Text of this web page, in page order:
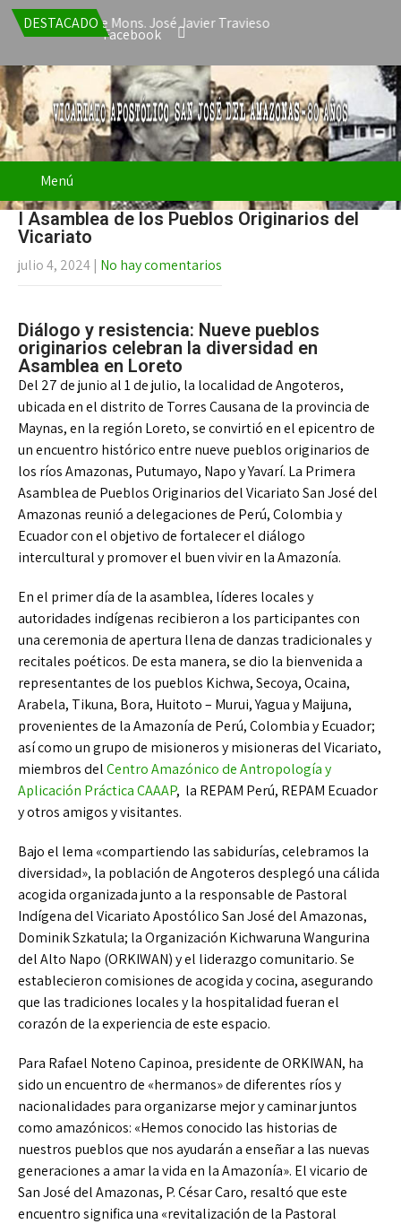
DESTACADO
renuncia de Mons. José Javier Travieso como Vicario
Facebook
Menú
I Asamblea de los Pueblos Originarios del
Vicariato
julio 4, 2024 | No hay comentarios
Diálogo y resistencia: Nueve pueblos
originarios celebran la diversidad en
Asamblea en Loreto
Del 27 de junio al 1 de julio, la localidad de Angoteros,
ubicada en el distrito de Torres Causana de la provincia de
Maynas, en la región Loreto, se convirtió en el epicentro de
un encuentro histórico entre nueve pueblos originarios de
los ríos Amazonas, Putumayo, Napo y Yavarí. La Primera
Asamblea de Pueblos Originarios del Vicariato San José del
Amazonas reunió a delegaciones de Perú, Colombia y
Ecuador con el objetivo de fortalecer el diálogo
intercultural y promover el buen vivir en la Amazonía.
En el primer día de la asamblea, líderes locales y
autoridades indígenas recibieron a los participantes con
una ceremonia de apertura llena de danzas tradicionales y
recitales poéticos. De esta manera, se dio la bienvenida a
representantes de los pueblos Kichwa, Secoya, Ocaina,
Arabela, Tikuna, Bora, Huitoto – Murui, Yagua y Maijuna,
provenientes de la Amazonía de Perú, Colombia y Ecuador;
así como un grupo de misioneros y misioneras del Vicariato,
miembros delCentro Amazónico de Antropología y
Aplicación Práctica CAAAP, la REPAM Perú, REPAM Ecuador
y otros amigos y visitantes.
Bajo el lema «compartiendo las sabidurías, celebramos la
diversidad», la población de Angoteros desplegó una cálida
acogida organizada junto a la responsable de Pastoral
Indígena del Vicariato Apostólico San José del Amazonas,
Dominik Szkatula; la Organización Kichwaruna Wangurina
del Alto Napo (ORKIWAN) y el liderazgo comunitario. Se
establecieron comisiones de acogida y cocina, asegurando
que las tradiciones locales y la hospitalidad fueran el
corazón de la experiencia de este espacio.
Para Rafael Noteno Capinoa, presidente de ORKIWAN, ha
sido un encuentro de «hermanos» de diferentes ríos y
nacionalidades para organizarse mejor y caminar juntos
como amazónicos: «Hemos conocido las historias de
nuestros pueblos que nos ayudarán a enseñar a las nuevas
generaciones a amar la vida en la Amazonía». El vicario de
San José del Amazonas, P. César Caro, resaltó que este
encuentro significa una «revitalización de la Pastoral